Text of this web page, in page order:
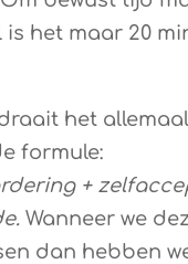
is het maar 20
het
formule:
+
Wanneer we
dan hebben